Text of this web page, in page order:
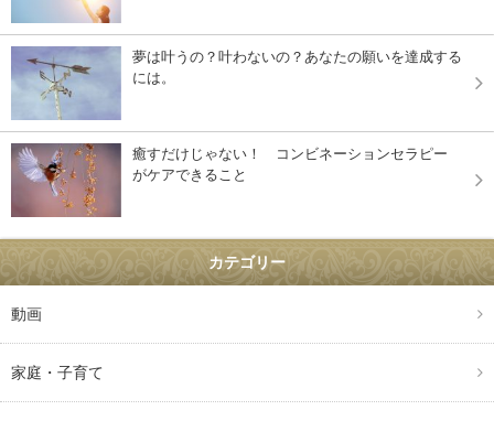
夢は叶うの？叶わないの？あなたの願いを達成する
には。
癒すだけじゃない！ コンビネーションセラピー
がケアできること
カテゴリー
動画
家庭・子育て